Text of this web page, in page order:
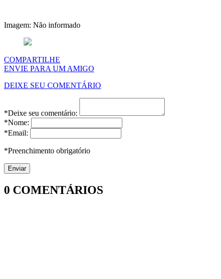
Imagem: Não informado
COMPARTILHE
ENVIE PARA UM AMIGO
DEIXE SEU COMENTÁRIO
*Deixe seu comentário:
*Nome:
*Email:
*Preenchimento obrigatório
0 COMENTÁRIOS